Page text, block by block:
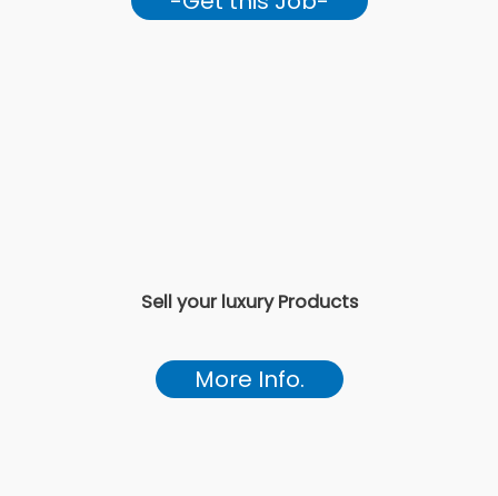
Sell your luxury Products
More Info.